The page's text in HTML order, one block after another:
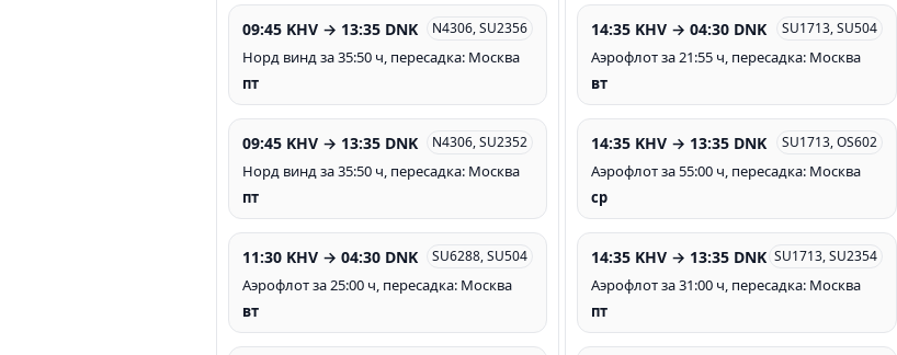
09:45 KHV → 13:35 DNK N4306, SU2356
Норд винд за 35:50 ч, пересадка: Москва
пт
09:45 KHV → 13:35 DNK N4306, SU2352
Норд винд за 35:50 ч, пересадка: Москва
пт
11:30 KHV → 04:30 DNK SU6288, SU504
Аэрофлот за 25:00 ч, пересадка: Москва
вт
14:35 KHV → 04:30 DNK SU1713, SU504
Аэрофлот за 21:55 ч, пересадка: Москва
вт
14:35 KHV → 13:35 DNK SU1713, OS602
Аэрофлот за 55:00 ч, пересадка: Москва
ср
14:35 KHV → 13:35 DNK SU1713, SU2354
Аэрофлот за 31:00 ч, пересадка: Москва
пт